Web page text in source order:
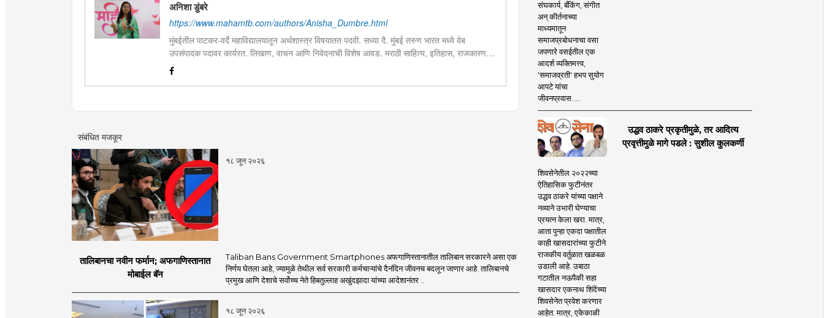
अनिशा डुंबरे
https://www.mahamtb.com/authors/Anisha_Dumbre.html
मुंबईतील पाटकर-वर्दे महाविद्यालयातून अर्थशास्त्र विषयातत पदवी. सध्या दै. मुंबई तरुण भारत मध्ये वेब
उपसंपादक पदावर कार्यरत. लिखाण, वाचन आणि निवेदनाची विशेष आवड. मराठी साहित्य, इतिहास, राजकारण,
आणि मनोरंजन विषयांत रस. महाविद्यालयीन काळात वक्तृत्व, कथाकथन, काव्यवाचन स्पर्धांमध्ये सहभाग आणि
पारितोषिके.\
संबंधित मजकूर
१८ जून २०२६
तालिबानचा नवीन फर्मान; अफगाणिस्तानात
मोबाईल बॅन
Taliban Bans Government Smartphones अफगाणिस्तानातील तालिबान सरकारने असा एक
निर्णय घेतला आहे, ज्यामुळे तेथील सर्व सरकारी कर्मचाऱ्यांचे दैनंदिन जीवनच बदलून जाणार आहे. तालिबानचे
प्रमुख आणि देशाचे सर्वोच्च नेते हिबतुल्लाह अखुंदझादा यांच्या आदेशानंतर ..
१८ जून २०२६
संघकार्य, बँकिंग, संगीत
अन् कीर्तनाच्या
माध्यमातून
समाजप्रबोधनाचा वसा
जपणारे वसईतील एक
आदर्श व्यक्तिमत्त्व,
'समाजव्रती' हभप सुयोग
आपटे यांचा
जीवनप्रवास.....
उद्धव ठाकरे प्रकृतीमुळे, तर आदित्य
प्रवृत्तीमुळे मागे पडले : सुशील कुलकर्णी
शिवसेनेतील २०२२च्या
ऐतिहासिक फुटीनंतर
उद्धव ठाकरे यांच्या पक्षाने
नव्याने उभारी घेण्याचा
प्रयत्न केला खरा. मात्र,
आता पुन्हा एकदा पक्षातील
काही खासदारांच्या फुटीने
राजकीय वर्तुळात खळबळ
उडाली आहे. उबाठा
गटातील नऊपैकी सहा
खासदार एकनाथ शिंदेंच्या
शिवसेनेत प्रवेश करणार
आहेत. मात्र, एकेकाळी